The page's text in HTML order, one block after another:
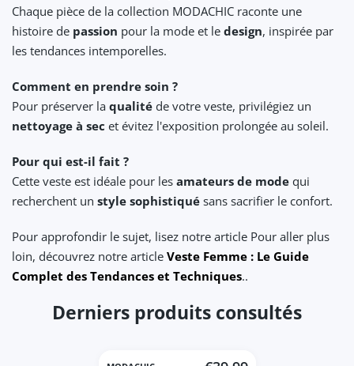
Chaque pièce de la collection MODACHIC raconte une
histoire de passion pour la mode et le design, inspirée par
les tendances intemporelles.
Comment en prendre soin ?
Pour préserver la qualité de votre veste, privilégiez un
nettoyage à sec et évitez l'exposition prolongée au soleil.
Pour qui est-il fait ?
Cette veste est idéale pour les amateurs de mode qui
recherchent un style sophistiqué sans sacrifier le confort.
Pour approfondir le sujet, lisez notre article Pour aller plus
loin, découvrez notre article Veste Femme : Le Guide
Complet des Tendances et Techniques..
Derniers produits consultés